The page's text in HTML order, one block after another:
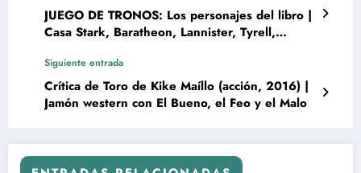
JUEGO DE TRONOS: Los personajes del libro |
Casa Stark, Baratheon, Lannister, Tyrell,
Siguiente entrada
Crítica de Toro de Kike Maíllo (acción, 2016) |
Jamón western con El Bueno, el Feo y el Malo